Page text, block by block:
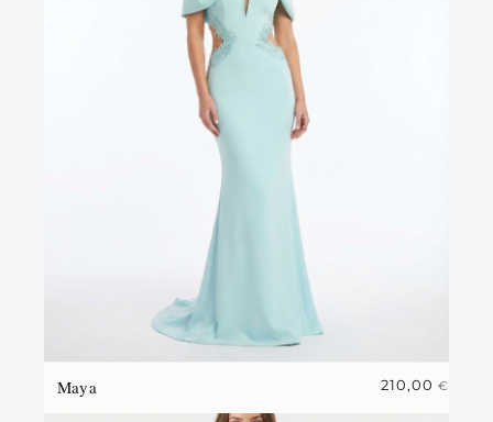
Maya 210,00 €